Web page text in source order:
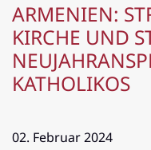
ARMENIEN:
KIRCHE UND
KATHOLIKOS
02. Februar 2024